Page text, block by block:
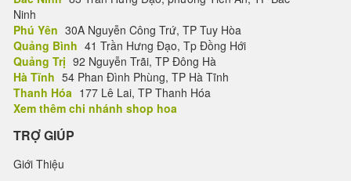
Ninh
Phú Yên 30A Nguyễn Công Trứ, TP Tuy Hòa
Quảng Bình 41 Trần Hưng Đạo, Tp Đồng Hới
Quảng Trị 92 Nguyễn Trãi, TP Đông Hà
Hà Tĩnh 54 Phan Đình Phùng, TP Hà Tĩnh
Thanh Hóa 177 Lê Lai, TP Thanh Hóa
Xem thêm chi nhánh shop hoa
TRỢ GIÚP
Giới Thiệu